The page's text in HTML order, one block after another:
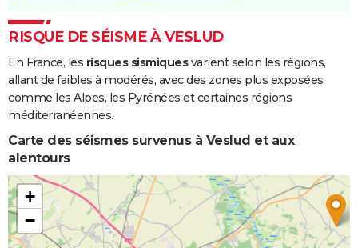
RISQUE DE SÉISME À VESLUD
En France, les risques sismiquesvarient selon les régions,
allant de faibles à modérés, avec des zones plus exposées
comme les Alpes, les Pyrénées et certaines régions
méditerranéennes.
Carte des séismes survenus à Veslud et aux
alentours
+
−